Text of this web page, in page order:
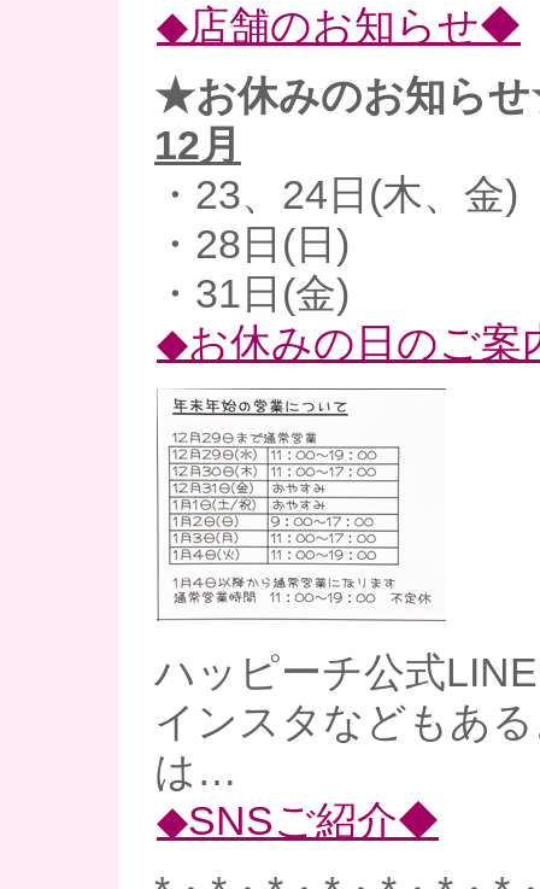
◆店舗のお知らせ◆
★お休みのお知ら
12月
・23、24日(木、金)
・28日(日)
・31日(金)
◆お休みの日のご
ハッピーチ公式
インスタなどもあ
は…
◆SNSご紹介◆